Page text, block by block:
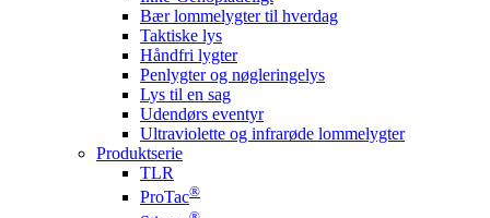
Bær lommelygter til hverdag
Taktiske lys
Håndfri lygter
Penlygter og nøgleringelys
Lys til en sag
Udendørs eventyr
Ultraviolette og infrarøde lommelygter
Produktserie
TLR
ProTac®